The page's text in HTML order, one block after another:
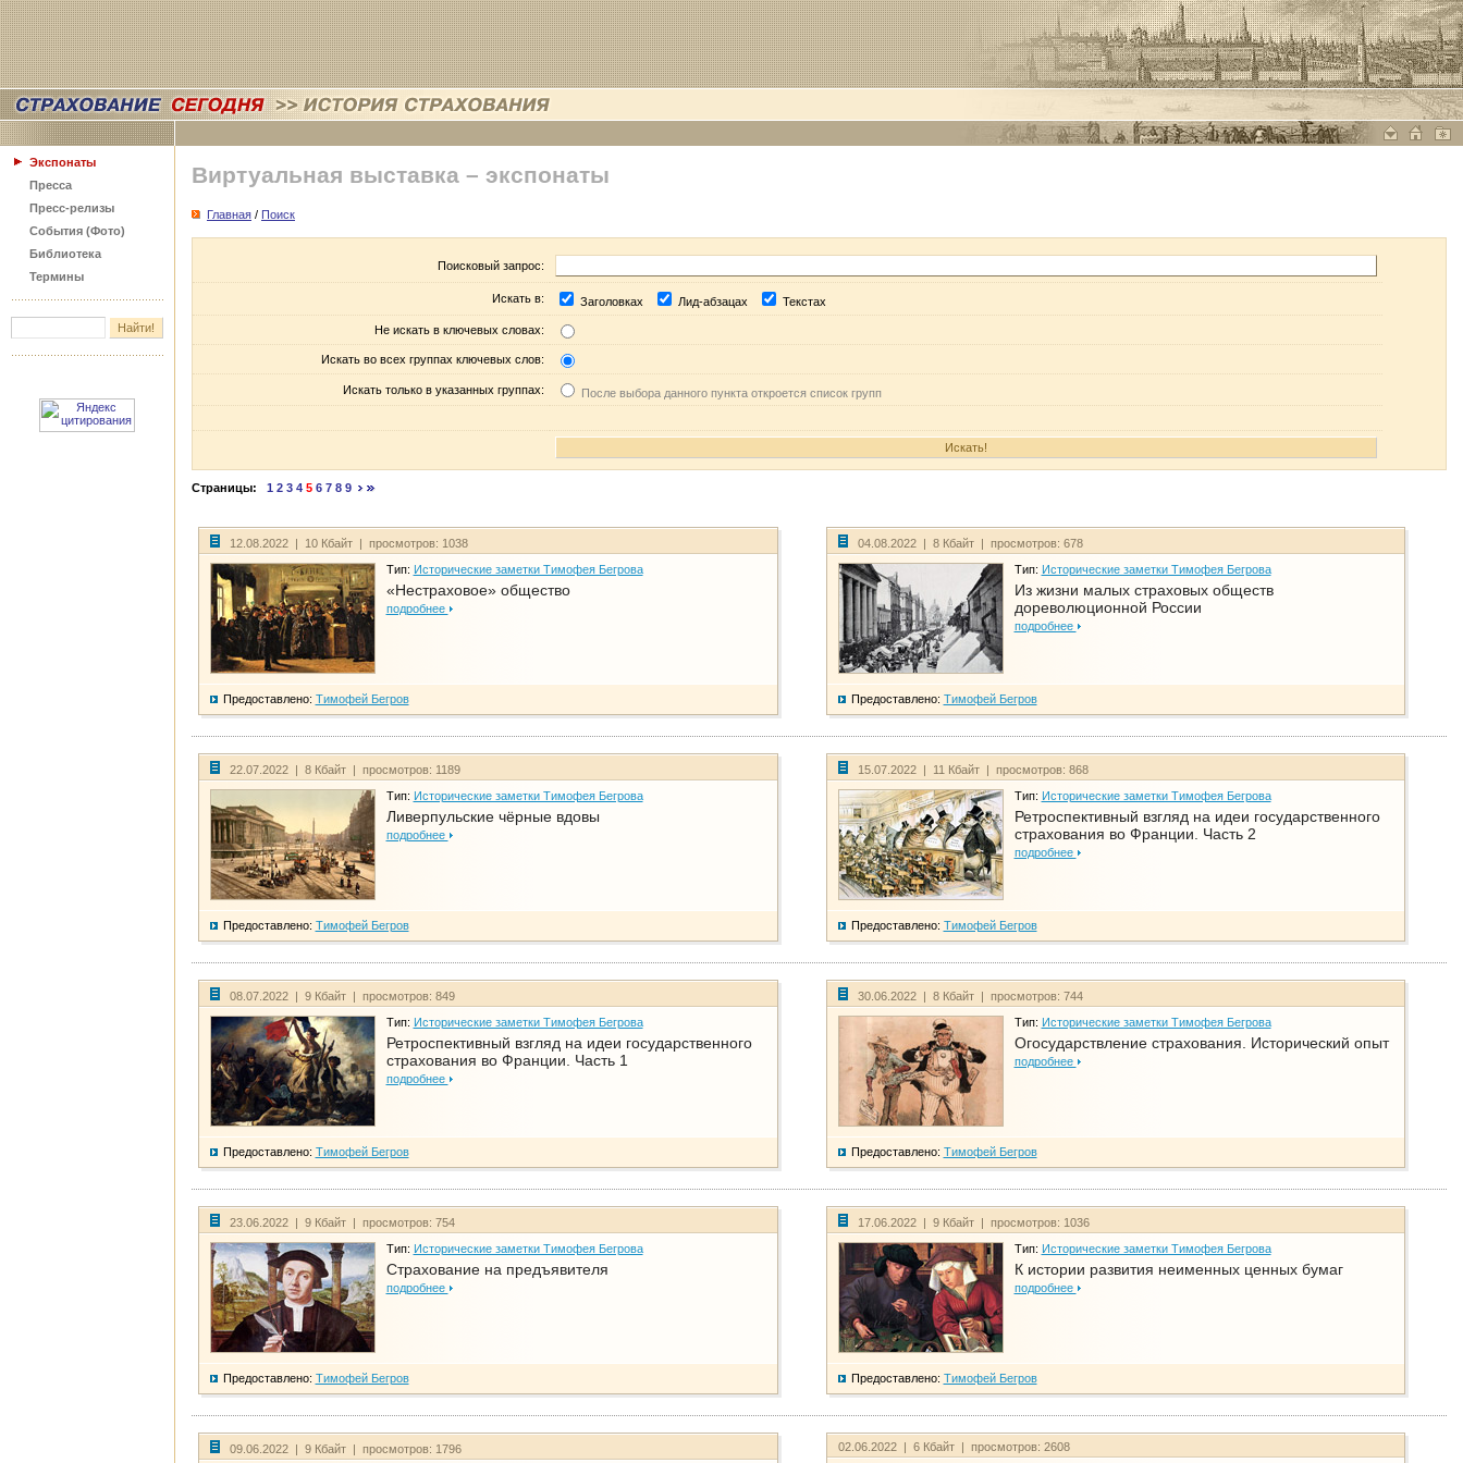
Экспонаты
Пресса
Пресс-релизы
События (Фото)
Библиотека
Термины
Виртуальная выставка – экспонаты
Главная / Поиск
Поисковый запрос:
Искать в: Заголовках Лид-абзацах Текстах
Не искать в ключевых словах:
Искать во всех группах ключевых слов:
Искать только в указанных группах: После выбора данного пункта откроется список групп
Страницы: 1 2 3 4 5 6 7 8 9
12.08.2022 | 10 Кбайт | просмотров: 1038
Тип: Исторические заметки Тимофея Бегрова
«Нестраховое» общество
подробнее
Предоставлено: Тимофей Бегров
04.08.2022 | 8 Кбайт | просмотров: 678
Тип: Исторические заметки Тимофея Бегрова
Из жизни малых страховых обществ
дореволюционной России
подробнее
Предоставлено: Тимофей Бегров
22.07.2022 | 8 Кбайт | просмотров: 1189
Тип: Исторические заметки Тимофея Бегрова
Ливерпульские чёрные вдовы
подробнее
Предоставлено: Тимофей Бегров
15.07.2022 | 11 Кбайт | просмотров: 868
Тип: Исторические заметки Тимофея Бегрова
Ретроспективный взгляд на идеи государственного
страхования во Франции. Часть 2
подробнее
Предоставлено: Тимофей Бегров
08.07.2022 | 9 Кбайт | просмотров: 849
Тип: Исторические заметки Тимофея Бегрова
Ретроспективный взгляд на идеи государственного
страхования во Франции. Часть 1
подробнее
Предоставлено: Тимофей Бегров
30.06.2022 | 8 Кбайт | просмотров: 744
Тип: Исторические заметки Тимофея Бегрова
Огосударствление страхования. Исторический опыт
подробнее
Предоставлено: Тимофей Бегров
23.06.2022 | 9 Кбайт | просмотров: 754
Тип: Исторические заметки Тимофея Бегрова
Страхование на предъявителя
подробнее
Предоставлено: Тимофей Бегров
17.06.2022 | 9 Кбайт | просмотров: 1036
Тип: Исторические заметки Тимофея Бегрова
К истории развития неименных ценных бумаг
подробнее
Предоставлено: Тимофей Бегров
09.06.2022 | 9 Кбайт | просмотров: 1796 02.06.2022 | 6 Кбайт | просмотров: 2608